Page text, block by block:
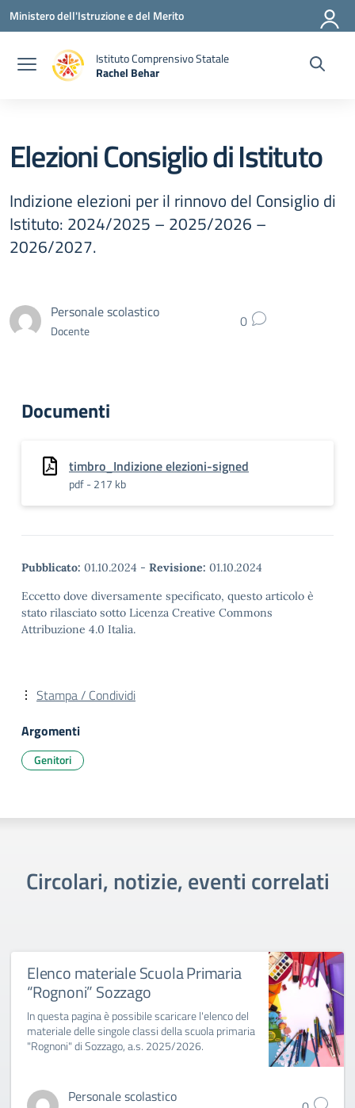
Vai ai contenuti
Vai al menu di navigazione
Vai al footer
Ministero dell'Istruzione e del Merito
Istituto Comprensivo Statale
Rachel Behar
Elezioni Consiglio di Istituto
Indizione elezioni per il rinnovo del Consiglio di
Istituto: 2024/2025 – 2025/2026 –
2026/2027.
Personale scolastico
Docente 0
Documenti
timbro_Indizione elezioni-signed
pdf - 217 kb
Pubblicato: 01.10.2024 - Revisione: 01.10.2024
Eccetto dove diversamente specificato, questo articolo è
stato rilasciato sotto Licenza Creative Commons
Attribuzione 4.0 Italia.
Stampa / Condividi
Argomenti
Genitori
Circolari, notizie, eventi correlati
Elenco materiale Scuola Primaria
“Rognoni” Sozzago
In questa pagina è possibile scaricare l'elenco del
materiale delle singole classi della scuola primaria
"Rognoni" di Sozzago, a.s. 2025/2026.
Personale scolastico